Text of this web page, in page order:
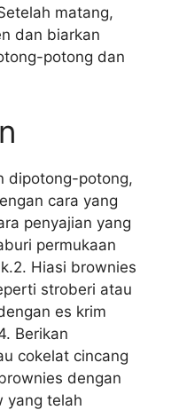
matang,
dan biarkan
potong dan
dipotong-potong,
cara yang
penyajian yang
permukaan
Hiasi brownies
stroberi atau
es krim
Berikan
cokelat cincang
dengan
yang telah